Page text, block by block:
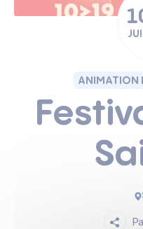
ANIMATION